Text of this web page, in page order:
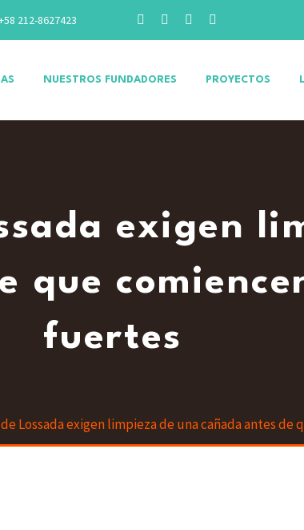
212-8627423
NUESTROS FUNDADORES PROYECTOS
exigen
que
fuertes
Lossada exigen limpieza de una cañada antes